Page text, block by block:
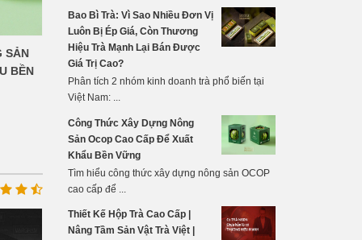
SẢN
BỀN
Bao Bì Trà: Vì Sao Nhiều Đơn Vị
Luôn Bị Ép Giá, Còn Thương
Hiệu Trà Mạnh Lại Bán Được
Giá Trị Cao?
Phân tích 2 nhóm kinh doanh trà phổ biến tại
Việt Nam: ...
Công Thức Xây Dựng Nông
Sản Ocop Cao Cấp Để Xuất
Khẩu Bền Vững
Tìm hiểu công thức xây dựng nông sản OCOP
cao cấp để ...
Thiết Kế Hộp Trà Cao Cấp |
Nâng Tầm Sản Vật Trà Việt |